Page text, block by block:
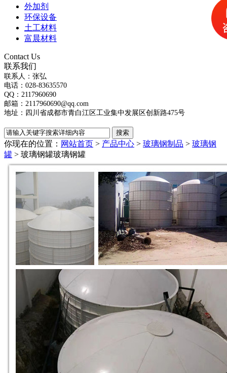
外加剂
环保设备
土工材料
富晨材料
Contact Us
联系我们
联系人：张弘
电话：028-83635570
QQ：2117960690
邮箱：2117960690@qq.com
地址：四川省成都市青白江区工业集中发展区创新路475号
你现在的位置： 网站首页 > 产品中心 > 玻璃钢制品 > 玻璃钢
罐 > 玻璃钢罐玻璃钢罐